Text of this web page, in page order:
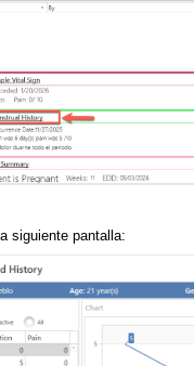
siguiente pantalla: